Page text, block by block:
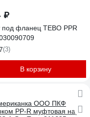
₽
под фланец TEBO PPR
(3)
В корзину